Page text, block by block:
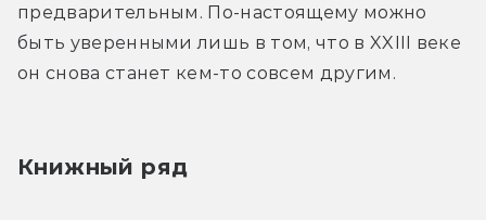
предварительным. По-настоящему можно
быть уверенными лишь в том, что в XXIII веке
он снова станет кем-то совсем другим.
Книжный ряд